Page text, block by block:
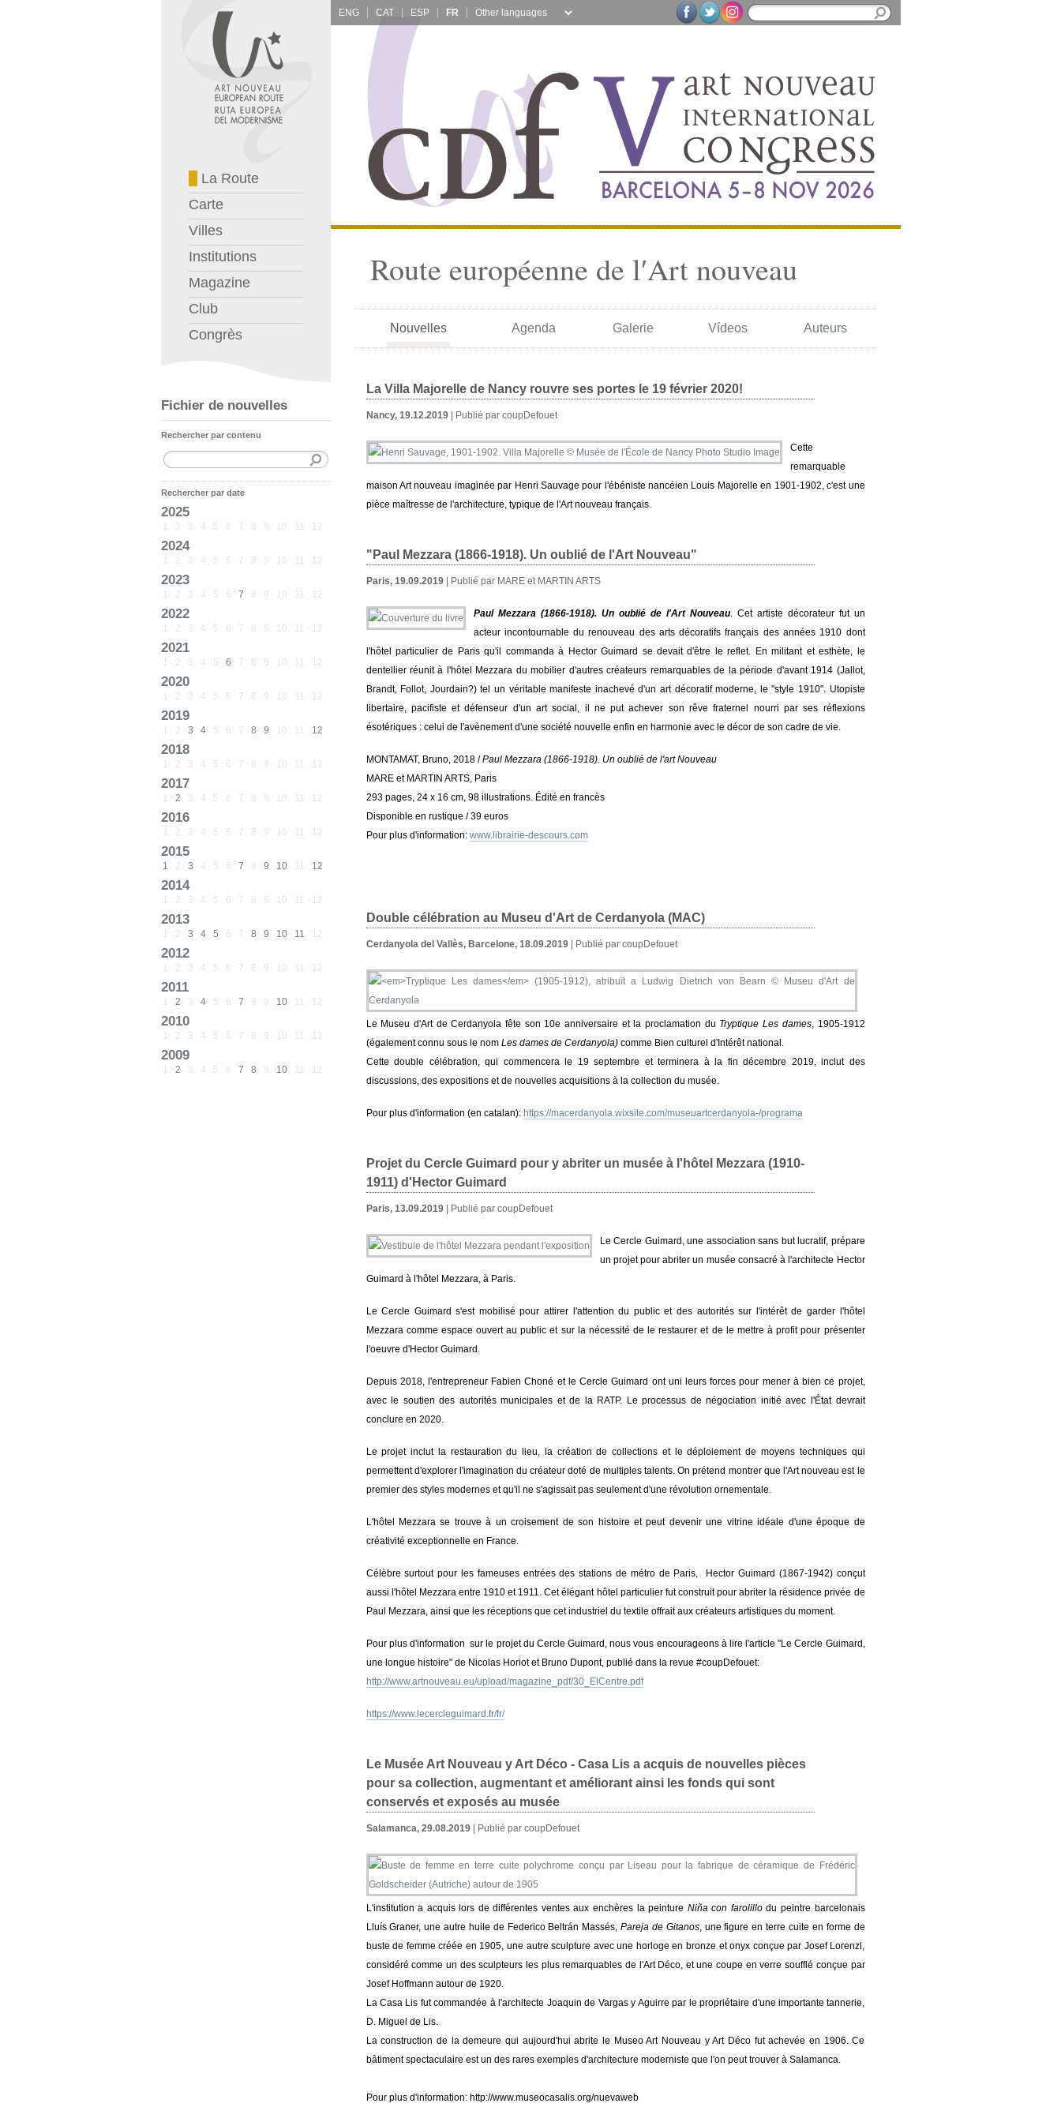
La Route
Carte
Villes
Institutions
Magazine
Club
Congrès
Fichier de nouvelles
Rechercher par contenu
Rechercher par date
2025
1 2 3 4 5 6 7 8 9 10 11 12
2024
1 2 3 4 5 6 7 8 9 10 11 12
2023
1 2 3 4 5 6 7 8 9 10 11 12
2022
1 2 3 4 5 6 7 8 9 10 11 12
2021
1 2 3 4 5 6 7 8 9 10 11 12
2020
1 2 3 4 5 6 7 8 9 10 11 12
2019
1 2 3 4 5 6 7 8 9 10 11 12
2018
1 2 3 4 5 6 7 8 9 10 11 12
2017
1 2 3 4 5 6 7 8 9 10 11 12
2016
1 2 3 4 5 6 7 8 9 10 11 12
2015
1 2 3 4 5 6 7 8 9 10 11 12
2014
1 2 3 4 5 6 7 8 9 10 11 12
2013
1 2 3 4 5 6 7 8 9 10 11 12
2012
1 2 3 4 5 6 7 8 9 10 11 12
2011
1 2 3 4 5 6 7 8 9 10 11 12
2010
1 2 3 4 5 6 7 8 9 10 11 12
2009
1 2 3 4 5 6 7 8 9 10 11 12
ENG CAT ESP FR
Route européenne de l′Art nouveau
Nouvelles Agenda Galerie Vídeos Auteurs
La Villa Majorelle de Nancy rouvre ses portes le 19 février 2020!
Nancy, 19.12.2019| Publié par coupDefouet
Cette
remarquable
maison Art nouveau imaginée par Henri Sauvage pour l'ébéniste nancéien Louis Majorelle en 1901-1902, c'est une
pièce maîtresse de l'architecture, typique de l'Art nouveau français.
"Paul Mezzara (1866-1918). Un oublié de l'Art Nouveau"
Paris, 19.09.2019| Publié par MARE et MARTIN ARTS
Paul Mezzara (1866-1918). Un oublié de l'Art Nouveau. Cet artiste décorateur fut un
acteur incontournable du renouveau des arts décoratifs français des années 1910 dont
l'hôtel particulier de Paris qu'il commanda à Hector Guimard se devait d'être le reflet. En militant et esthète, le
dentellier réunit à l'hôtel Mezzara du mobilier d'autres créateurs remarquables de la période d'avant 1914 (Jallot,
Brandt, Follot, Jourdain?) tel un véritable manifeste inachevé d'un art décoratif moderne, le "style 1910". Utopiste
libertaire, pacifiste et défenseur d'un art social, il ne put achever son rêve fraternel nourri par ses réflexions
ésotériques : celui de l'avènement d'une société nouvelle enfin en harmonie avec le décor de son cadre de vie.
MONTAMAT, Bruno, 2018 /Paul Mezzara (1866-1918). Un oublié de l'art Nouveau
MARE et MARTIN ARTS, Paris
293 pages, 24 x 16 cm, 98 illustrations. Édité en francès
Disponible en rustique / 39 euros
Pour plus d'information: www.librairie-descours.com
Double célébration au Museu d'Art de Cerdanyola (MAC)
Cerdanyola del Vallès, Barcelone, 18.09.2019| Publié par coupDefouet
Le Museu d'Art de Cerdanyola fête son 10e anniversaire et la proclamation du Tryptique Les dames, 1905-1912
(également connu sous le nom Les dames de Cerdanyola)comme Bien culturel d'Intérêt national.
Cette double célébration, qui commencera le 19 septembre et terminera à la fin décembre 2019, inclut des
discussions, des expositions et de nouvelles acquisitions à la collection du musée.
Pour plus d'information (en catalan): https://macerdanyola.wixsite.com/museuartcerdanyola-/programa
Projet du Cercle Guimard pour y abriter un musée à l'hôtel Mezzara (1910-
1911) d'Hector Guimard
Paris, 13.09.2019| Publié par coupDefouet
Le Cercle Guimard, une association sans but lucratif, prépare
un projet pour abriter un musée consacré à l'architecte Hector
Guimard à l'hôtel Mezzara, à Paris.
Le Cercle Guimard s'est mobilisé pour attirer l'attention du public et des autorités sur l'intérêt de garder l'hôtel
Mezzara comme espace ouvert au public et sur la nécessité de le restaurer et de le mettre à profit pour présenter
l'oeuvre d'Hector Guimard.
Depuis 2018, l'entrepreneur Fabien Choné et le Cercle Guimard ont uni leurs forces pour mener à bien ce projet,
avec le soutien des autorités municipales et de la RATP. Le processus de négociation initié avec l'État devrait
conclure en 2020.
Le projet inclut la restauration du lieu, la création de collections et le déploiement de moyens techniques qui
permettent d'explorer l'imagination du créateur doté de multiples talents. On prétend montrer que l'Art nouveau est le
premier des styles modernes et qu'il ne s'agissait pas seulement d'une révolution ornementale.
L'hôtel Mezzara se trouve à un croisement de son histoire et peut devenir une vitrine idéale d'une époque de
créativité exceptionnelle en France.
Célèbre surtout pour les fameuses entrées des stations de métro de Paris, Hector Guimard (1867-1942) conçut
aussi l'hôtel Mezzara entre 1910 et 1911. Cet élégant hôtel particulier fut construit pour abriter la résidence privée de
Paul Mezzara, ainsi que les réceptions que cet industriel du textile offrait aux créateurs artistiques du moment.
Pour plus d'information sur le projet du Cercle Guimard, nous vous encourageons à lire l'article "Le Cercle Guimard,
une longue histoire" de Nicolas Horiot et Bruno Dupont, publié dans la revue #coupDefouet:
http://www.artnouveau.eu/upload/magazine_pdf/30_ElCentre.pdf
https://www.lecercleguimard.fr/fr/
Le Musée Art Nouveau y Art Déco - Casa Lis a acquis de nouvelles pièces
pour sa collection, augmentant et améliorant ainsi les fonds qui sont
conservés et exposés au musée
Salamanca, 29.08.2019| Publié par coupDefouet
L'institution a acquis lors de différentes ventes aux enchères la peinture Niña con farolillodu peintre barcelonais
Lluís Graner, une autre huile de Federico Beltrán Massés,Pareja de Gitanos, une figure en terre cuite en forme de
buste de femme créée en 1905, une autre sculpture avec une horloge en bronze et onyx conçue par Josef Lorenzl,
considéré comme un des sculpteurs les plus remarquables de l'Art Déco, et une coupe en verre soufflé conçue par
Josef Hoffmann autour de 1920.
La Casa Lis fut commandée à l'architecte Joaquin de Vargas y Aguirre par le propriétaire d'une importante tannerie,
D. Miguel de Lis.
La construction de la demeure qui aujourd'hui abrite le Museo Art Nouveau y Art Déco fut achevée en 1906. Ce
bâtiment spectaculaire est un des rares exemples d'architecture moderniste que l'on peut trouver à Salamanca.
Pour plus d'information: http://www.museocasalis.org/nuevaweb